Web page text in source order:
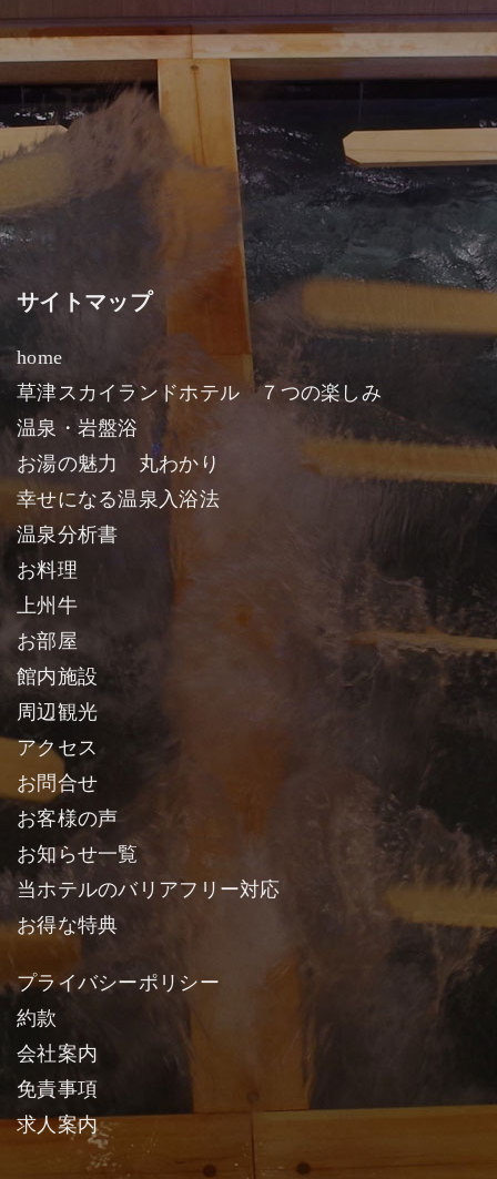
サイトマップ
home
草津スカイランドホテル ７つの楽しみ
温泉・岩盤浴
お湯の魅力 丸わかり
幸せになる温泉入浴法
温泉分析書
お料理
上州牛
お部屋
館内施設
周辺観光
アクセス
お問合せ
お客様の声
お知らせ一覧
当ホテルのバリアフリー対応
お得な特典
プライバシーポリシー
約款
会社案内
免責事項
求人案内